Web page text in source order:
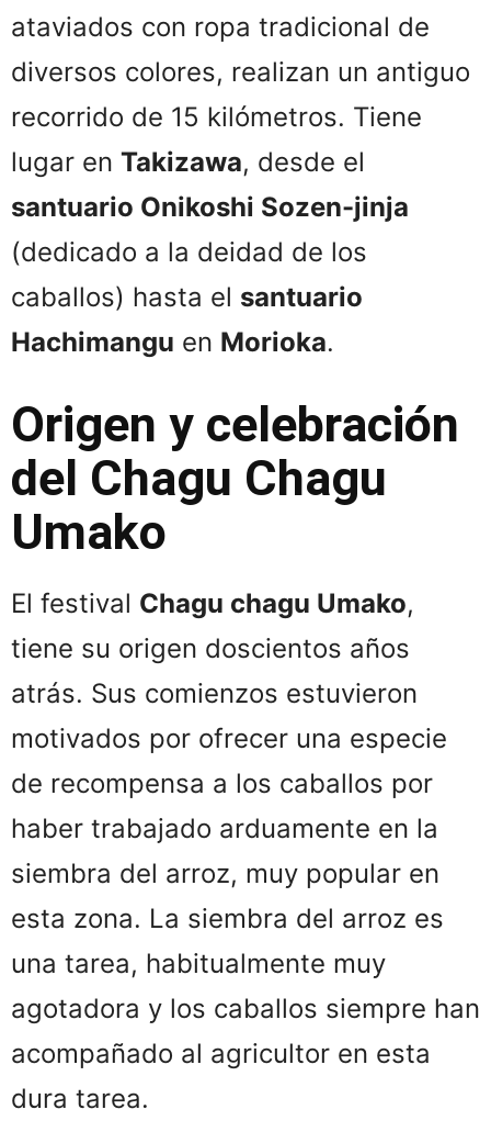
ataviados con ropa tradicional de
diversos colores, realizan un antiguo
recorrido de 15 kilómetros. Tiene
lugar en Takizawa, desde el
santuario Onikoshi Sozen-jinja
(dedicado a la deidad de los
caballos) hasta el santuario
Hachimangu en Morioka.
Origen y celebración
del Chagu Chagu
Umako
El festival Chagu chagu Umako,
tiene su origen doscientos años
atrás. Sus comienzos estuvieron
motivados por ofrecer una especie
de recompensa a los caballos por
haber trabajado arduamente en la
siembra del arroz, muy popular en
esta zona. La siembra del arroz es
una tarea, habitualmente muy
agotadora y los caballos siempre han
acompañado al agricultor en esta
dura tarea.